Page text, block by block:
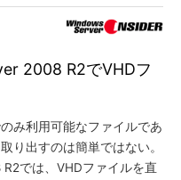
2008 R2でVHDフ
み利用可能なファイルであ
り出すのは簡単ではない。
では、VHDファイルを直